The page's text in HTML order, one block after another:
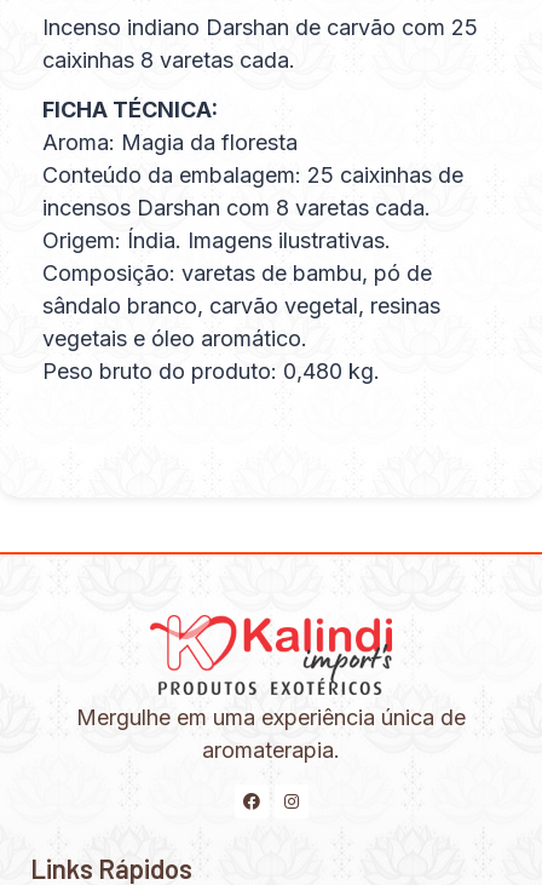
Incenso indiano Darshan de carvão com 25
caixinhas 8 varetas cada.
FICHA TÉCNICA:
Aroma: Magia da floresta
Conteúdo da embalagem: 25 caixinhas de
incensos Darshan com 8 varetas cada.
Origem: Índia. Imagens ilustrativas.
Composição: varetas de bambu, pó de
sândalo branco, carvão vegetal, resinas
vegetais e óleo aromático.
Peso bruto do produto: 0,480 kg.
Mergulhe em uma experiência única de
aromaterapia.
Links Rápidos